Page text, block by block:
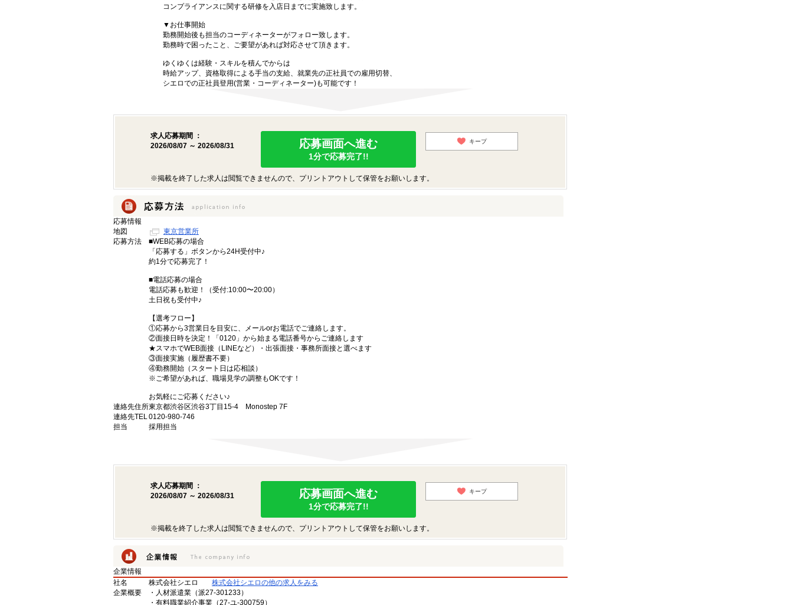
コンプライアンスに関する研修を入店日までに実施致します。
▼お仕事開始
勤務開始後も担当のコーディネーターがフォロー致します。
勤務時で困ったこと、ご要望があれば対応させて頂きます。
ゆくゆくは経験・スキルを積んでからは
時給アップ、資格取得による手当の支給、就業先の正社員での雇用切替、
シエロでの正社員登用(営業・コーディネーター)も可能です！
求人応募期間 ：
2026/08/07 ～ 2026/08/31
応募画面へ進む
1分で応募完了!!
キープ
※掲載を終了した求人は閲覧できませんので、プリントアウトして保管をお願いします。
応募情報
地図
東京営業所
応募方法
■WEB応募の場合
「応募する」ボタンから24H受付中♪
約1分で応募完了！
■電話応募の場合
電話応募も歓迎！（受付:10:00〜20:00）
土日祝も受付中♪
【選考フロー】
①応募から3営業日を目安に、メールorお電話でご連絡します。
②面接日時を決定！「0120」から始まる電話番号からご連絡します
★スマホでWEB面接（LINEなど）・出張面接・事務所面接と選べます
③面接実施（履歴書不要）
④勤務開始（スタート日は応相談）
※ご希望があれば、職場見学の調整もOKです！
お気軽にご応募ください♪
連絡先住所東京都渋谷区渋谷3丁目15-4 Monostep 7F
連絡先TEL0120-980-746
担当
採用担当
求人応募期間 ：
2026/08/07 ～ 2026/08/31
応募画面へ進む
1分で応募完了!!
キープ
※掲載を終了した求人は閲覧できませんので、プリントアウトして保管をお願いします。
企業情報
社名
株式会社シエロ
株式会社シエロの他の求人をみる
企業概要
・人材派遣業（派27-301233）
・有料職業紹介事業（27-ユ-300759）